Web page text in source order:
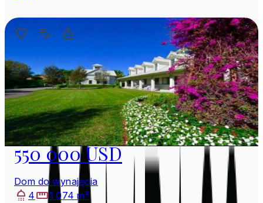
550 000 USD
Dom do wynajęcia
4
1 074 m²